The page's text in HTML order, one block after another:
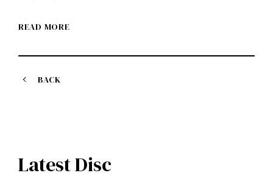
I Don't Like Mondays.
【Music video】
READ MORE
BACK
Latest Disc